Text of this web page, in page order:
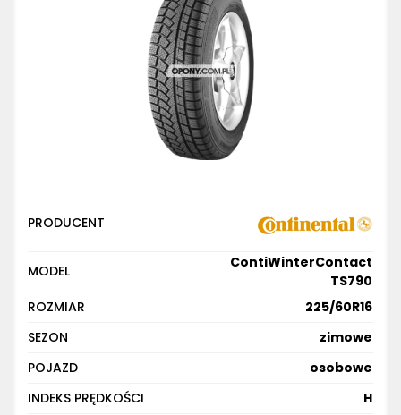
PRODUCENT
MODEL
ContiWinterContact
TS790
ROZMIAR
225/60R16
SEZON
zimowe
POJAZD
osobowe
INDEKS PRĘDKOŚCI
H